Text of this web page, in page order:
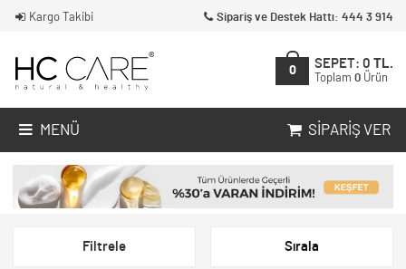
Kargo Takibi Sipariş ve Destek Hattı: 444 3 914
0
SEPET: 0 TL.
Toplam 0 Ürün
MENÜ SIPARIŞ VER
Filtrele Sırala